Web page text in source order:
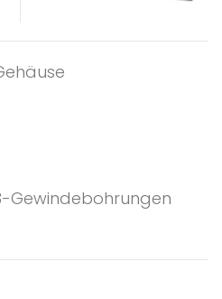
Gewindebohrungen